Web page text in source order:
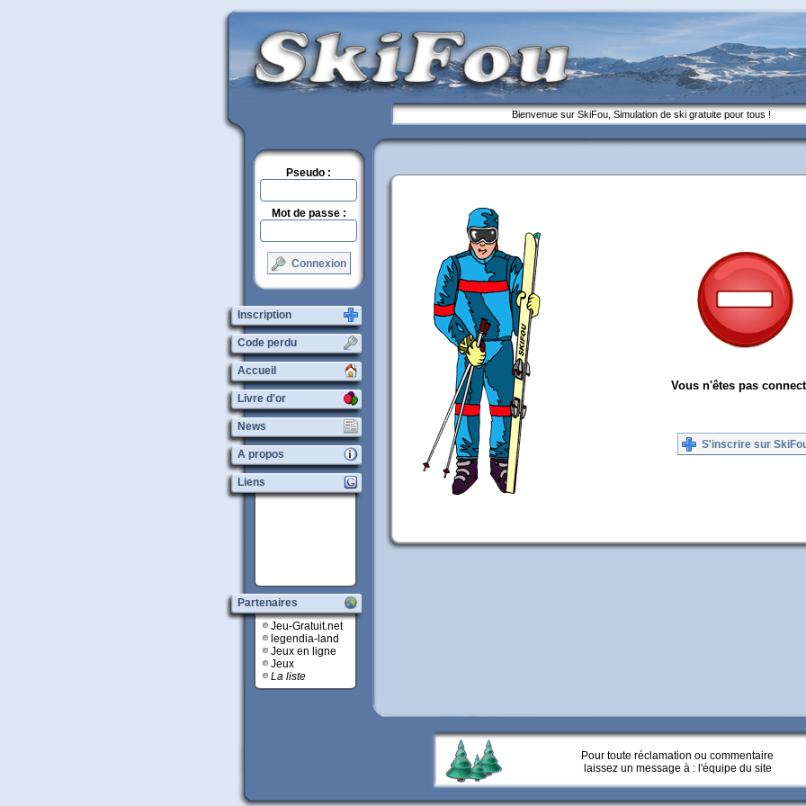
Bienvenue sur SkiFou, Simulation de ski gratuite pour tous !
Vous n'êtes pas
S'inscrire sur
Pseudo :
Mot de passe :
Connexion
Inscription
Code perdu
Accueil
Livre d'or
News
A propos
Liens
Partenaires
Jeu-Gratuit.net
legendia-land
Jeux en ligne
Jeux
La liste
Pour toute réclamation ou commentaire
laissez un message à : l'équipe du site